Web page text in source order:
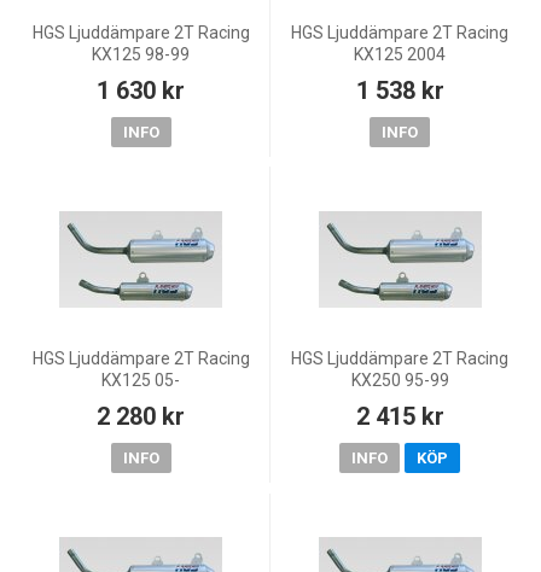
HGS Ljuddämpare 2T Racing
KX125 98-99
1 630 kr
INFO
HGS Ljuddämpare 2T Racing
KX125 2004
1 538 kr
INFO
HGS Ljuddämpare 2T Racing
KX125 05-
2 280 kr
INFO
HGS Ljuddämpare 2T Racing
KX250 95-99
2 415 kr
INFO KÖP